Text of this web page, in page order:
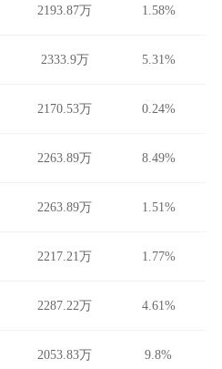
2193.87万 1.58%
2333.9万 5.31%
2170.53万 0.24%
2263.89万 8.49%
2263.89万 1.51%
2217.21万 1.77%
2287.22万 4.61%
2053.83万 9.8%